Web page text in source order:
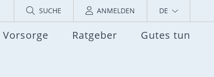
SUCHE ANMELDEN DE
Ratgeber Gutes tun